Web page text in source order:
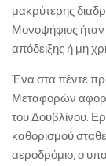
μακρύτερης
Μονοψήφιος ήταν
απόδειξης ή μη
Ένα στα πέντε
Μεταφορών
του Δουβλίνου.
καθορισμού
αεροδρόμιο, ο